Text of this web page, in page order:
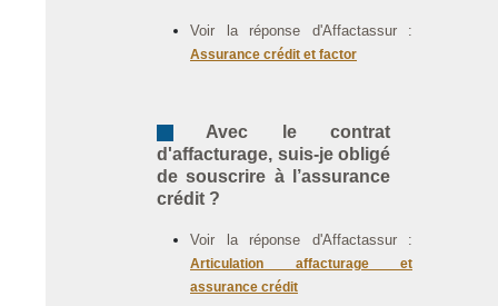
Voir la réponse d'Affactassur :
Assurance crédit et factor
Avec le contrat
d'affacturage, suis-je obligé
de souscrire à l’assurance
crédit ?
Voir la réponse d'Affactassur :
Articulation affacturage et
assurance crédit